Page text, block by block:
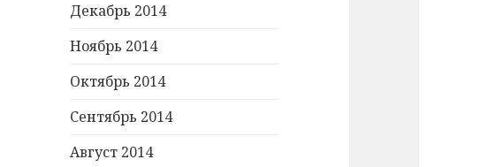
Декабрь 2014
Ноябрь 2014
Октябрь 2014
Сентябрь 2014
Август 2014